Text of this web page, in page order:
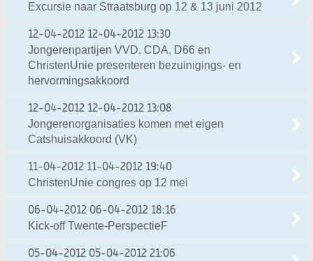
Excursie naar Straatsburg op 12 & 13 juni 2012
12-04-2012 12-04-2012 13:30
Jongerenpartijen VVD, CDA, D66 en
ChristenUnie presenteren bezuinigings- en
hervormingsakkoord
12-04-2012 12-04-2012 13:08
Jongerenorganisaties komen met eigen
Catshuisakkoord (VK)
11-04-2012 11-04-2012 19:40
ChristenUnie congres op 12 mei
06-04-2012 06-04-2012 18:16
Kick-off Twente-PerspectieF
05-04-2012 05-04-2012 21:06